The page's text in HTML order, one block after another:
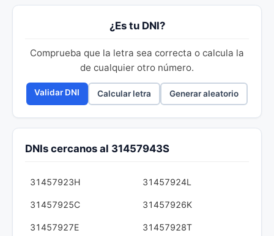
¿Es tu DNI?
Comprueba que la letra sea correcta o calcula la
de cualquier otro número.
Validar DNI Calcular letra Generar aleatorio
DNIs cercanos al 31457943S
31457923H 31457924L
31457925C 31457926K
31457927E 31457928T